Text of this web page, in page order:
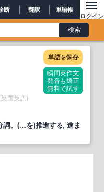
断 翻訳 単語帳
ログイン
単語を保存
瞬間英作文
発音も矯正
無料で試す
(英国英語)
詞。(…を)推進する, 進ま